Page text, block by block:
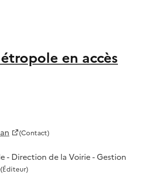
en accès
(Contact)
- Direction de la Voirie - Gestion
(Éditeur)